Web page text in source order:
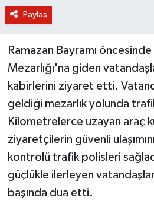
Paylaş
Ramazan Bayramı
Mezarlığı'na giden
kabirlerini ziyaret etti.
geldiği mezarlık yolunda
Kilometrelerce uzayan araç
ziyaretçilerin güvenli
kontrolü trafik polisleri
güçlükle ilerleyen
başında dua etti.